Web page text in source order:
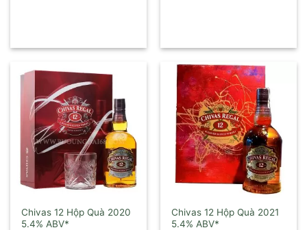
Chivas 12 Hộp Quà 2020 Chivas 12 Hộp Quà 2021